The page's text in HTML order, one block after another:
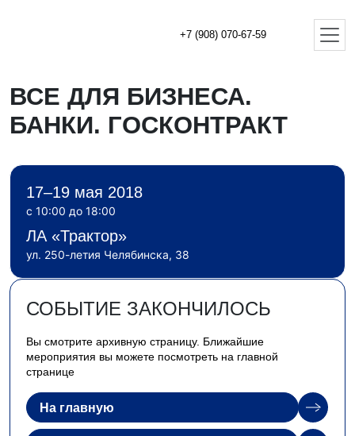
+7 (908) 070-67-59
ВСЕ ДЛЯ БИЗНЕСА.
БАНКИ. ГОСКОНТРАКТ
17–19 мая 2018
с 10:00 до 18:00
ЛА «Трактор»
ул. 250-летия Челябинска, 38
СОБЫТИЕ ЗАКОНЧИЛОСЬ
Вы смотрите архивную страницу. Ближайшие
мероприятия вы можете посмотреть на главной
странице
На главную